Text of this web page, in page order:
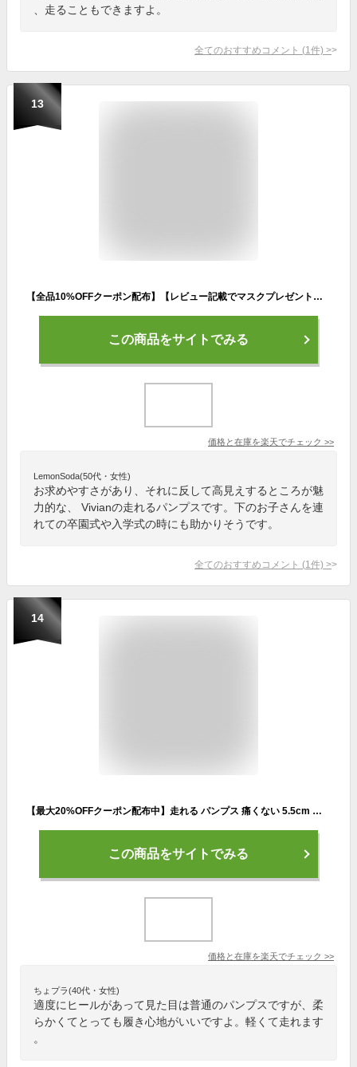
、走ることもできますよ。
全てのおすすめコメント (1 件) >
13
【全品10%OFFクーポン配布】【レビュー記載でマスクプレゼント】24年春再販【インソールプレゼント】Vivian パンプス 痛くない ローヒール 4cm ヒール パイソン柄 ブラック オフィス 通勤 結婚式 オフィス きれいめ 仕事 柔らかい V3200AL
この商品をサイトでみる
価格と在庫を楽天でチェック >>
LemonSoda(50代・女性)
お求めやすさがあり、それに反して高見えするところが魅
力的な、 Vivianの走れるパンプスです。下のお子さんを連
れての卒園式や入学式の時にも助かりそうです。
全てのおすすめコメント (1 件) >
14
【最大20%OFFクーポン配布中】走れる パンプス 痛くない 5.5cm ヒール 日本製 アーモンドトゥ レディース エナメル パンプス 黒 歩きやすい 抗菌 消臭 フォーマル 軽い 通勤 オフィス ブラック レッド ベージュ ピンク 青 シルバー グレー
この商品をサイトでみる
価格と在庫を楽天でチェック >>
ちょプラ(40代・女性)
適度にヒールがあって見た目は普通のパンプスですが、柔
らかくてとっても履き心地がいいですよ。軽くて走れます
。